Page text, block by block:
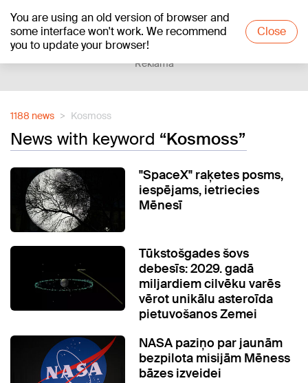
You are using an old version of browser and
some interface won't work. We recommend
you to update your browser!
Close
+17°C
Reklāma
1188 news Kosmoss
News with keyword “Kosmoss”
"SpaceX" raķetes posms,
iespējams, ietriecies
Mēnesī
Tūkstošgades šovs
debesīs: 2029. gadā
miljardiem cilvēku varēs
vērot unikālu asteroīda
pietuvošanos Zemei
NASA paziņo par jaunām
bezpilota misijām Mēness
bāzes izveidei